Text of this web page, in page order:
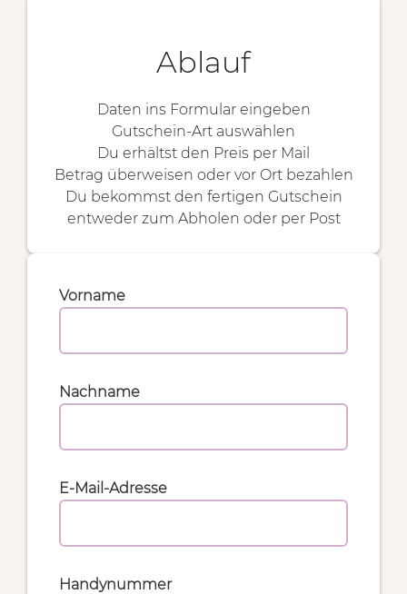
Ablauf
Daten ins Formular eingeben
Gutschein-Art auswählen
Du erhältst den Preis per Mail
Betrag überweisen oder vor Ort bezahlen
Du bekommst den fertigen Gutschein
entweder zum Abholen oder per Post
Vorname
Nachname
E-Mail-Adresse
Handynummer